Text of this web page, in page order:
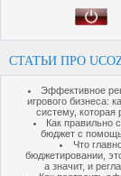
СТАТЬИ ПРО
Эффективное
игрового бизнеса:
систему, которая
Как правильно
бюджет с
Что
бюджетировании,
а значит, и